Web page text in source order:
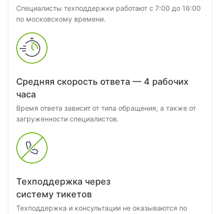
Специалисты техподдержки работают с 7:00 до 16:00
по московскому времени.
Cредняя скорость ответа — 4 рабочих
часа
Время ответа зависит от типа обращения, а также от
загруженности специалистов.
Техподдержка через
систему тикетов
Техподдержка и консультации не оказываются по